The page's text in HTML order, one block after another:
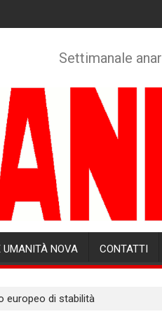
Settimanale
UMANITÀ NOVA CONTATTI
europeo di stabilità